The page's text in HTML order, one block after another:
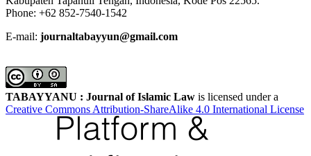
Phone: +62 852-7540-1542
E-mail: journaltabayyun@gmail.com
TABAYYANU : Journal of Islamic Law is licensed under a
Creative Commons Attribution-ShareAlike 4.0 International License